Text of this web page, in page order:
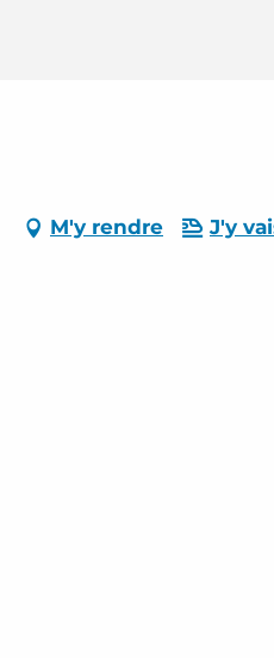
M'y rendre J'y